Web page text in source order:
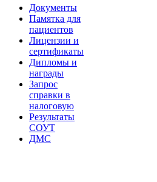
Документы
Памятка для
пациентов
Лицензии и
сертификаты
Дипломы и
награды
Запрос
справки в
налоговую
Результаты
СОУТ
ДМС